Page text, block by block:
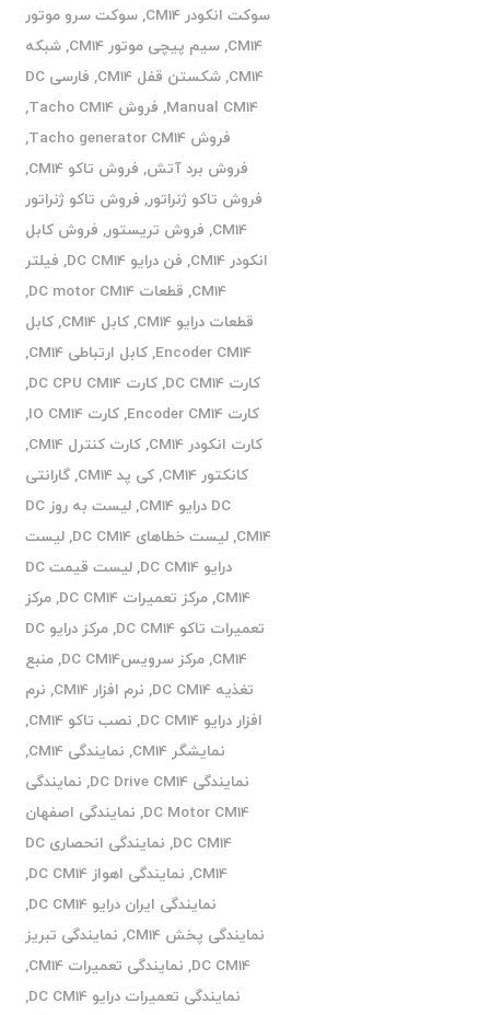
سوکت انکودر CM14
,سوکت سرو موتور
CM14
,سیم پیچی موتور CM14 ,شبکه
CM14
,شکستن قفل CM14 ,
فارسی DC
Manual CM14
, فروش Tacho CM14
,
فروش Tacho generator CM14
,
فروش برد آتش, فروش تاکو CM14
,
فروش تاکو ژنراتور, فروش تاکو ژنراتور
CM14
, فروش تریستور, فروش کابل
انکودر CM14
, فن درایو DC CM14 , فیلتر
CM14
, قطعات DC motor CM14
,
قطعات درایو CM14
,کابل CM14 ,کابل
Encoder CM14
,کابل ارتباطی CM14
,
کارت DC CM14
,کارت DC CPU CM14
,
کارت Encoder CM14
,کارت IO CM14
,
کارت انکودر CM14
,کارت کنترل CM14
,
کانکتور CM14
,کی پد CM14 ,گارانتی
DC درایو CM14
,
لیست به روز DC
CM14
,لیست خطاهای DC CM14 ,لیست
درایو DC CM14
,
لیست قیمت DC
CM14
,مرکز تعمیرات DC CM14 ,مرکز
تعمیرات تاکو DC CM14
,
مرکز درایو DC
CM14
,مرکز سرویسDC CM14 ,منبع
تغذیه DC CM14
, نرم افزار CM14 , نرم
افزار درایو DC CM14
, نصب تاکو CM14
,
نمایشگر CM14
, نمایندگی CM14
,
نمایندگی DC Drive CM14
, نمایندگی
DC Motor CM14
, نمایندگی اصفهان
DC CM14
,
نمایندگی انحصاری DC
CM14
, نمایندگی اهواز DC CM14
,
نمایندگی ایران درایو DC CM14
,
نمایندگی پخش CM14
, نمایندگی تبریز
DC CM14
, نمایندگی تعمیرات CM14
,
نمایندگی تعمیرات درایو DC CM14
,